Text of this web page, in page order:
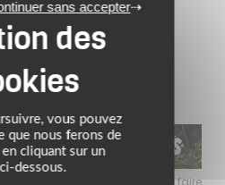
(1)
vous pouvez
que nous ferons de
cliquant sur un
dessous.
sans accepter